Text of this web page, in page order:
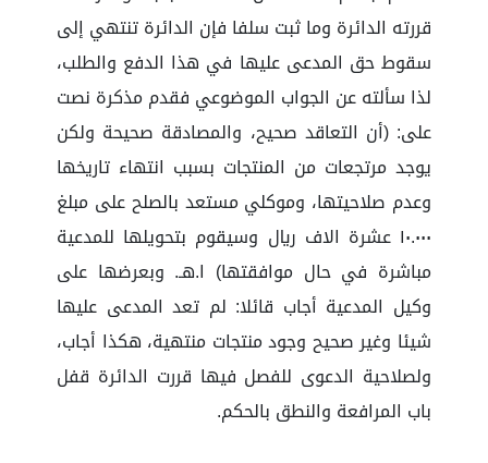
قررته الدائرة وما ثبت سلفا فإن الدائرة تنتهي إلى
سقوط حق المدعى عليها في هذا الدفع والطلب،
لذا سألته عن الجواب الموضوعي فقدم مذكرة نصت
على: (أن التعاقد صحيح، والمصادقة صحيحة ولكن
يوجد مرتجعات من المنتجات بسبب انتهاء تاريخها
وعدم صلاحيتها، وموكلي مستعد بالصلح على مبلغ
١٠.٠٠٠ عشرة الاف ريال وسيقوم بتحويلها للمدعية
مباشرة في حال موافقتها) ا.هـ. وبعرضها على
وكيل المدعية أجاب قائلا: لم تعد المدعى عليها
شيئا وغير صحيح وجود منتجات منتهية، هكذا أجاب،
ولصلاحية الدعوى للفصل فيها قررت الدائرة قفل
باب المرافعة والنطق بالحكم.